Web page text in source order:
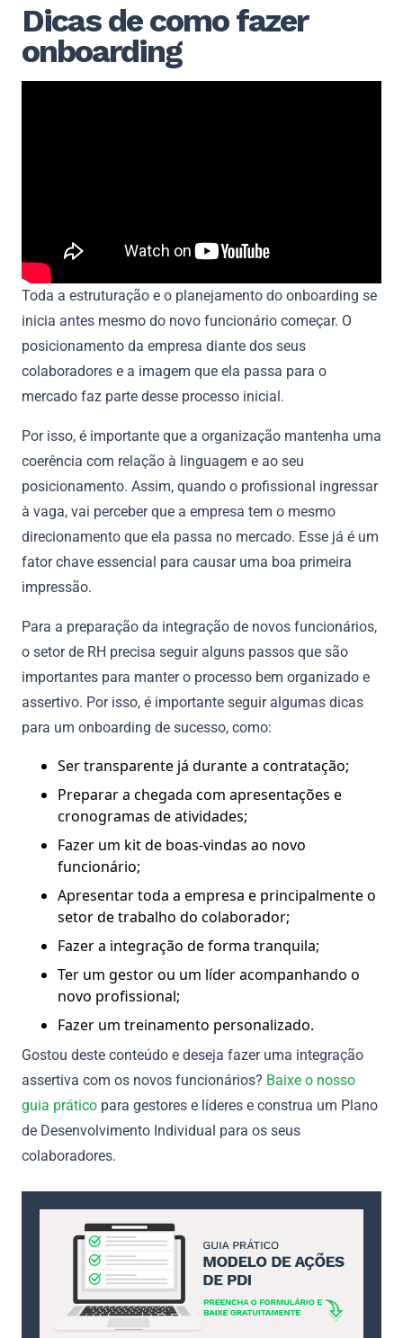
Dicas de como fazer
onboarding
Toda a estruturação e o planejamento do onboarding se
inicia antes mesmo do novo funcionário começar. O
posicionamento da empresa diante dos seus
colaboradores e a imagem que ela passa para o
mercado faz parte desse processo inicial.
Por isso, é importante que a organização mantenha uma
coerência com relação à linguagem e ao seu
posicionamento. Assim, quando o profissional ingressar
à vaga, vai perceber que a empresa tem o mesmo
direcionamento que ela passa no mercado. Esse já é um
fator chave essencial para causar uma boa primeira
impressão.
Para a preparação da integração de novos funcionários,
o setor de RH precisa seguir alguns passos que são
importantes para manter o processo bem organizado e
assertivo. Por isso, é importante seguir algumas dicas
para um onboarding de sucesso, como:
Ser transparente já durante a contratação;
Preparar a chegada com apresentações e
cronogramas de atividades;
Fazer um kit de boas-vindas ao novo
funcionário;
Apresentar toda a empresa e principalmente o
setor de trabalho do colaborador;
Fazer a integração de forma tranquila;
Ter um gestor ou um líder acompanhando o
novo profissional;
Fazer um treinamento personalizado.
Gostou deste conteúdo e deseja fazer uma integração
assertiva com os novos funcionários? Baixe o nosso
guia prático para gestores e líderes e construa um Plano
de Desenvolvimento Individual para os seus
colaboradores.